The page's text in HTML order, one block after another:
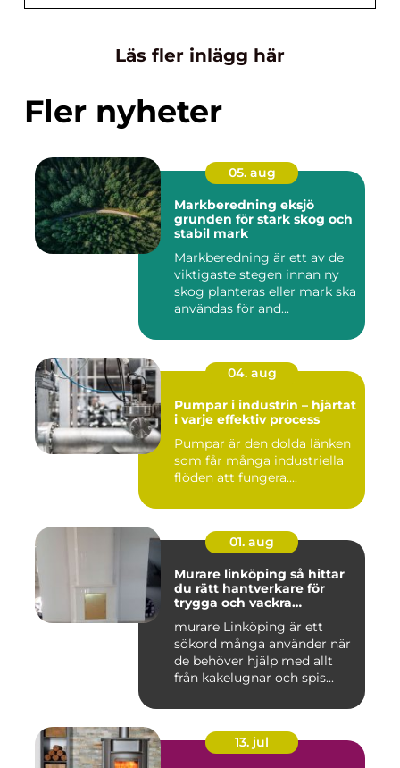
Läs fler inlägg här
Fler nyheter
05. aug
Markberedning eksjö
grunden för stark skog och
stabil mark
Markberedning är ett av de
viktigaste stegen innan ny
skog planteras eller mark ska
användas för and...
04. aug
Pumpar i industrin – hjärtat
i varje effektiv process
Pumpar är den dolda länken
som får många industriella
flöden att fungera....
01. aug
Murare linköping så hittar
du rätt hantverkare för
trygga och vackra
murare Linköping är ett
sökord många använder när
de behöver hjälp med allt
från kakelugnar och spis...
13. jul